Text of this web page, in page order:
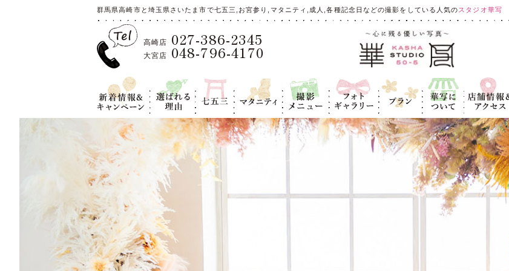
群馬県高崎市と埼玉県さいたま市で七五三,お宮参り,マタニティ,成人,各種記念日などの撮影をしている人気のスタジオ華写
高崎店 027-386-2345
大宮店 048-796-4170
新着情報＆キ
ャンペーン
選ばれる理
由
七五三 マタニティ
撮影メニュ
ー
フォトギャラ
リー
プラン
華写につい
て
店舗情報＆ア
クセス